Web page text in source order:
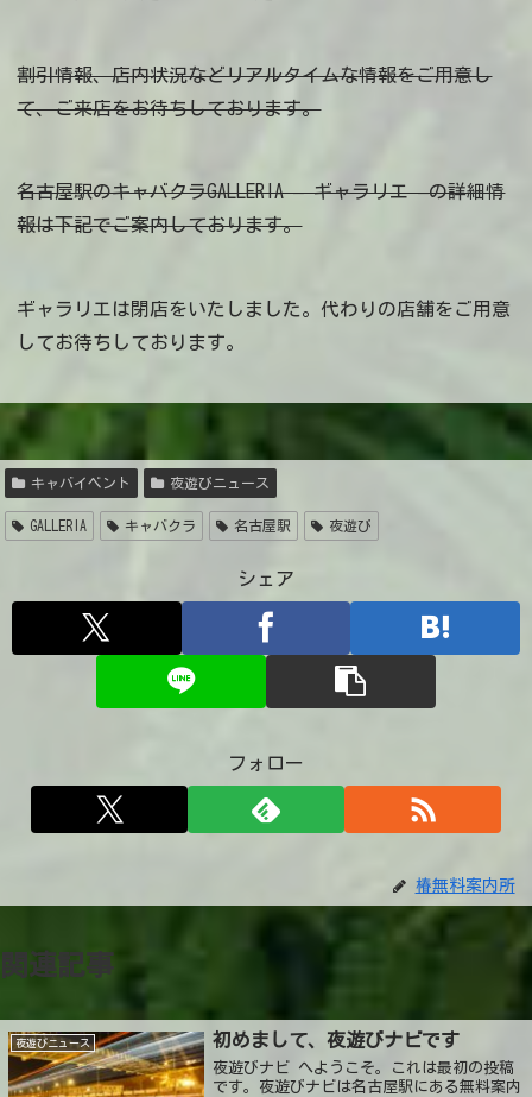
割引情報、店内状況などリアルタイムな情報をご用意し
て、ご来店をお待ちしております。
名古屋駅のキャバクラGALLERIA – ギャラリエ –の詳細情
報は下記でご案内しております。
ギャラリエは閉店をいたしました。代わりの店舗をご用意
してお待ちしております。
キャバイベント 夜遊びニュース
GALLERIA キャバクラ 名古屋駅 夜遊び
シェア
フォロー
椿無料案内所
関連記事
夜遊びニュース 初めまして、夜遊びナビです
夜遊びナビ へようこそ。これは最初の投稿
です。夜遊びナビは名古屋駅にある無料案内